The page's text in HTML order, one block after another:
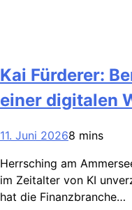
Kai Fürderer:
einer digitalen
11. Juni 20268 mins
Herrsching am
im Zeitalter von KI
hat die Finanzbranche…